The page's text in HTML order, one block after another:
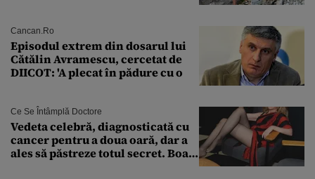
Cancan.ro
Episodul extrem din dosarul lui
Cătălin Avramescu, cercetat de
DIICOT: 'A plecat în pădure cu o
Ce Se Întâmplă Doctore
Vedeta celebră, diagnosticată cu
cancer pentru a doua oară, dar a
ales să păstreze totul secret. Boala